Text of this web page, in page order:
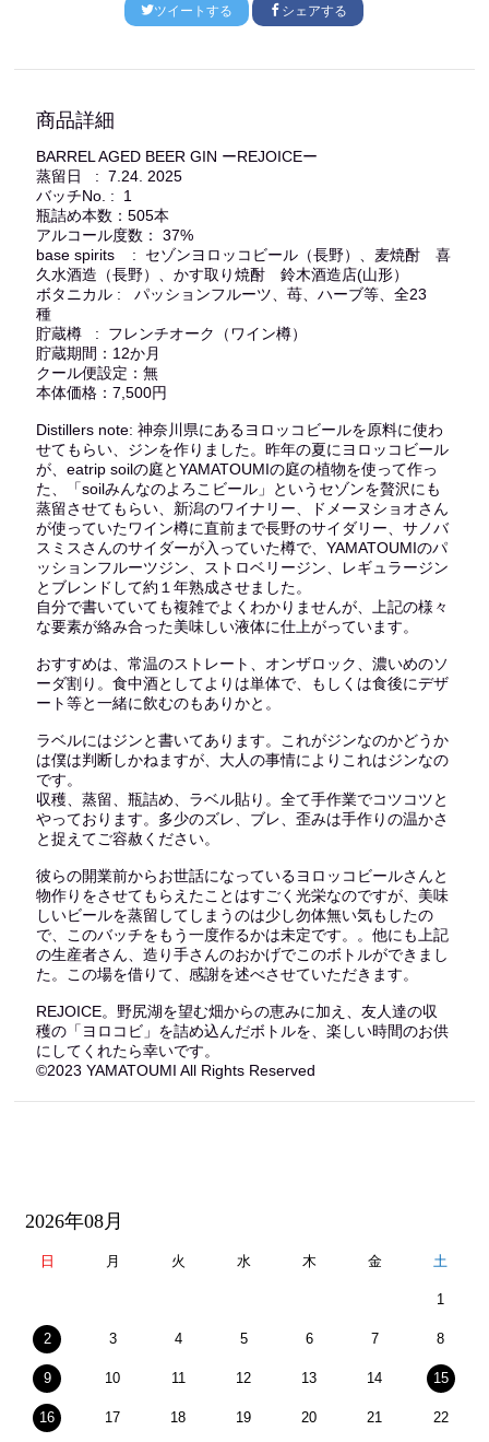
ツイートする シェアする
商品詳細
BARREL AGED BEER GIN ーREJOICEー
蒸留日 : 7.24. 2025
バッチNo. : 1
瓶詰め本数：505本
アルコール度数： 37%
base spirits : セゾンヨロッコビール（長野）、麦焼酎 喜
久水酒造（長野）、かす取り焼酎 鈴木酒造店(山形）
ボタニカル : パッションフルーツ、苺、ハーブ等、全23
種
貯蔵樽 : フレンチオーク（ワイン樽）
貯蔵期間：12か月
クール便設定：無
本体価格：7,500円
Distillers note: 神奈川県にあるヨロッコビールを原料に使わ
せてもらい、ジンを作りました。昨年の夏にヨロッコビール
が、eatrip soilの庭とYAMATOUMIの庭の植物を使って作っ
た、「soilみんなのよろこビール」というセゾンを贅沢にも
蒸留させてもらい、新潟のワイナリー、ドメーヌショオさん
が使っていたワイン樽に直前まで長野のサイダリー、サノバ
スミスさんのサイダーが入っていた樽で、YAMATOUMIのパ
ッションフルーツジン、ストロベリージン、レギュラージン
とブレンドして約１年熟成させました。
自分で書いていても複雑でよくわかりませんが、上記の様々
な要素が絡み合った美味しい液体に仕上がっています。
おすすめは、常温のストレート、オンザロック、濃いめのソ
ーダ割り。食中酒としてよりは単体で、もしくは食後にデザ
ート等と一緒に飲むのもありかと。
ラベルにはジンと書いてあります。これがジンなのかどうか
は僕は判断しかねますが、大人の事情によりこれはジンなの
です。
収穫、蒸留、瓶詰め、ラベル貼り。全て手作業でコツコツと
やっております。多少のズレ、ブレ、歪みは手作りの温かさ
と捉えてご容赦ください。
彼らの開業前からお世話になっているヨロッコビールさんと
物作りをさせてもらえたことはすごく光栄なのですが、美味
しいビールを蒸留してしまうのは少し勿体無い気もしたの
で、このバッチをもう一度作るかは未定です。。他にも上記
の生産者さん、造り手さんのおかげでこのボトルができまし
た。この場を借りて、感謝を述べさせていただきます。
REJOICE。野尻湖を望む畑からの恵みに加え、友人達の収
穫の「ヨロコビ」を詰め込んだボトルを、楽しい時間のお供
にしてくれたら幸いです。
©️2023 YAMATOUMI All Rights Reserved
2026年08月
日 月 火 水 木 金 土
1
2 3 4 5 6 7 8
9 10 11 12 13 14 15
16 17 18 19 20 21 22